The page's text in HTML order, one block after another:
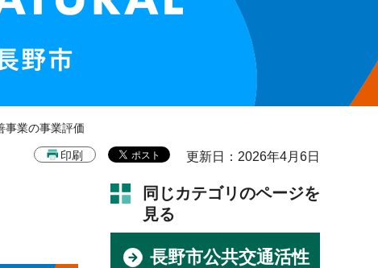
事業の事業評価
印刷 更新日：2026年4月6日
同じカテゴリのページを
見る
長野市公共交通活性